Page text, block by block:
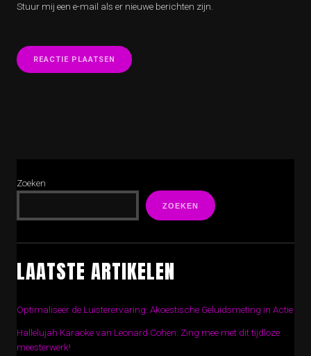
Stuur mij een e-mail als er nieuwe berichten zijn.
Zoeken
ZOEKEN
LAATSTE ARTIKELEN
Optimaliseer de Luisterervaring: Akoestische Geluidsmeting in Actie
Hallelujah Karaoke van Leonard Cohen: Zing mee met dit tijdloze
meesterwerk!